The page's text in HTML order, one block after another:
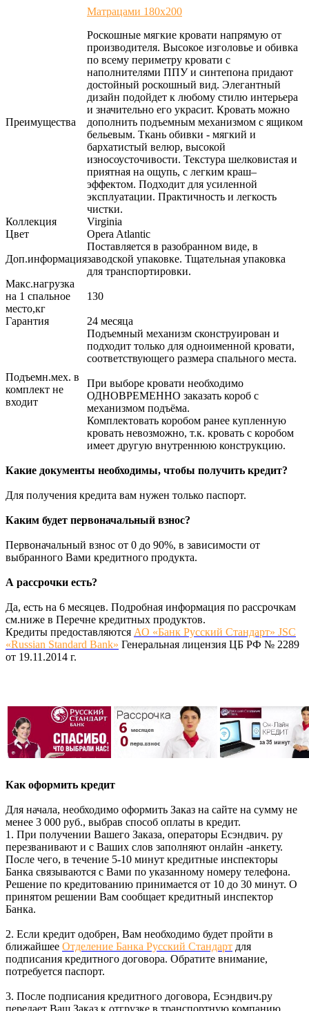
Матрацами 180х200
Преимущества
Роскошные мягкие кровати напрямую от
производителя. Высокое изголовье и обивка
по всему периметру кровати с
наполнителями ППУ и синтепона придают
достойный роскошный вид. Элегантный
дизайн подойдет к любому стилю интерьера
и значительно его украсит. Кровать можно
дополнить подъемным механизмом с ящиком
бельевым. Ткань обивки - мягкий и
бархатистый велюр, высокой
износоусточивости. Текстура шелковистая и
приятная на ощупь, с легким краш–
эффектом. Подходит для усиленной
эксплуатации. Практичность и легкость
чистки.
Коллекция
Virginia
Цвет
Opera Atlantic
Доп.информация
Поставляется в разобранном виде, в
заводской упаковке. Тщательная упаковка
для транспортировки.
Макс.нагрузка
на 1 спальное
место,кг
130
Гарантия 24 месяца
Подъемн.мех. в
комплект не
входит
Подъемный механизм сконструирован и
подходит только для одноименной кровати,
соответствующего размера спального места.
При выборе кровати необходимо
ОДНОВРЕМЕННО заказать короб с
механизмом подъёма.
Комплектовать коробом ранее купленную
кровать невозможно, т.к. кровать с коробом
имеет другую внутреннюю конструкцию.
Какие документы необходимы, чтобы получить кредит?
Для получения кредита вам нужен только паспорт.
Каким будет первоначальный взнос?
Первоначальный взнос от 0 до 90%, в зависимости от
выбранного Вами кредитного продукта.
А рассрочки есть?
Да, есть на 6 месяцев. Подробная информация по рассрочкам
см.ниже в Перечне кредитных продуктов.
Кредиты предоставляются АО «Банк Русский Стандарт» JSC
«Russian Standard Bank» Генеральная лицензия ЦБ РФ № 2289
от 19.11.2014 г.
Как оформить кредит
Для начала, необходимо оформить Заказ на сайте на сумму не
менее 3 000 руб., выбрав способ оплаты в кредит.
1. При получении Вашего Заказа, операторы Есэндвич. ру
перезванивают и с Ваших слов заполняют онлайн -анкету.
После чего, в течение 5-10 минут кредитные инспекторы
Банка связываются с Вами по указанному номеру телефона.
Решение по кредитованию принимается от 10 до 30 минут. О
принятом решении Вам сообщает кредитный инспектор
Банка.
2. Если кредит одобрен, Вам необходимо будет пройти в
ближайшее Отделение Банка Русский Стандарт для
подписания кредитного договора. Обратите внимание,
потребуется паспорт.
3. После подписания кредитного договора, Есэндвич.ру